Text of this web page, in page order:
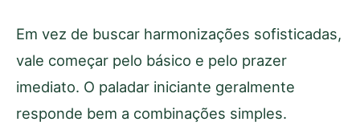
Em vez de buscar harmonizações sofisticadas,
vale começar pelo básico e pelo prazer
imediato. O paladar iniciante geralmente
responde bem a combinações simples.